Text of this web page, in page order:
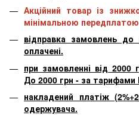
Акційний товар із
мінімальною
відправка замовлень
оплачені.
при замовленні від 2000
До 2000 грн - за
накладений платіж
одержувача.